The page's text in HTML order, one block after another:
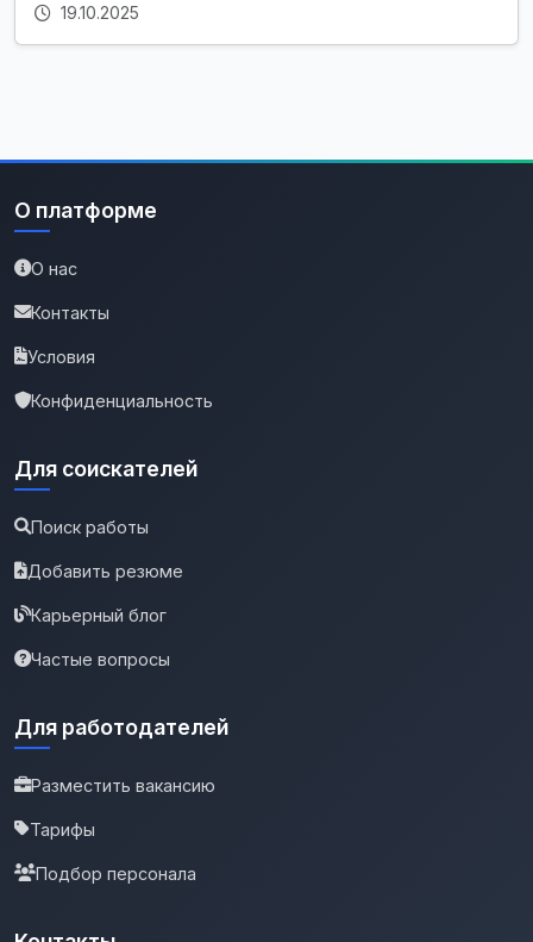
19.10.2025
О платформе
О нас
Контакты
Условия
Конфиденциальность
Для соискателей
Поиск работы
Добавить резюме
Карьерный блог
Частые вопросы
Для работодателей
Разместить вакансию
Тарифы
Подбор персонала